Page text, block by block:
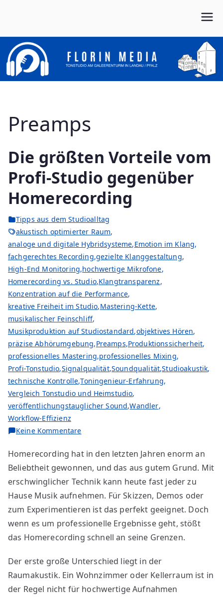
springen
FLORIN MEDIA
Von Anfang bis Ende dein Partner im Musikbusiness
Preamps
Die größten Vorteile vom
Profi-Studio gegenüber
Homerecording
Tipps aus dem Studioalltag
akustisch optimierter Raum,
analoge und digitale Hybridsysteme,Emotion im Klang,
fachgerechtes Recording,gezielte Klanggestaltung,
High-End Monitoring,hochwertige Mikrofone,
Homerecording vs. Studio,Klangtransparenz,
Konzentration auf die Performance,
kreative Freiheit im Studio,Mastering-Kette,
musikalischer Feinschliff,
Musikproduktion auf Studiostandard,objektives Hören,
präzise Abhörumgebung,Preamps,Produktionssicherheit,
professionelles Mastering,professionelles Mixing,
Profi-Tonstudio,Signalqualität,Soundqualität,Studioakustik,
technische Kontrolle,Toningenieur-Erfahrung,
Vergleich Tonstudio und Heimstudio,
veröffentlichungstauglicher Sound,Wandler,
Workflow-Effizienz
Keine Kommentarezu
größten
Vorteile
vom
Profi-
Studio
Homerecording
Homerecording hat in den letzten Jahren enorm an
Beliebtheit gewonnen, und das aus gutem Grund. Mit
erschwinglicher Technik kann heute fast jeder zu
Hause Musik aufnehmen. Für Skizzen, Demos oder
zum Experimentieren ist das perfekt geeignet. Doch
wenn es um professionelle Ergebnisse geht, stößt
das Homerecording schnell an seine Grenzen.
Der erste große Unterschied liegt in der
Raumakustik. Ein Wohnzimmer oder Kellerraum ist in
der Regel nicht für hochwertige Aufnahmen